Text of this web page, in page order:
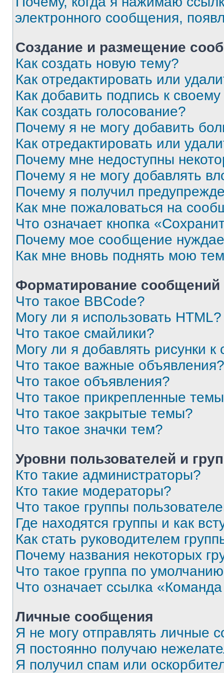
электронного сообщения,
Создание и размещение
Как создать новую тему?
Как отредактировать или
Как добавить подпись к
Как создать голосование?
Почему я не могу добавить
Как отредактировать или
Почему мне недоступны
Почему я не могу добавлять
Почему я получил
Как мне пожаловаться на
Что означает кнопка
Почему мое сообщение
Как мне вновь поднять мою
Форматирование
Что такое BBCode?
Могу ли я использовать HTML?
Что такое смайлики?
Могу ли я добавлять рисунки
Что такое важные объявления?
Что такое объявления?
Что такое прикрепленные
Что такое закрытые темы?
Что такое значки тем?
Уровни пользователей и
Кто такие администраторы?
Кто такие модераторы?
Что такое группы
Где находятся группы и как
Как стать руководителем
Почему названия некоторых
Что такое группа по
Что означает ссылка
Личные сообщения
Я не могу отправлять личные
Я постоянно получаю
Я получил спам или